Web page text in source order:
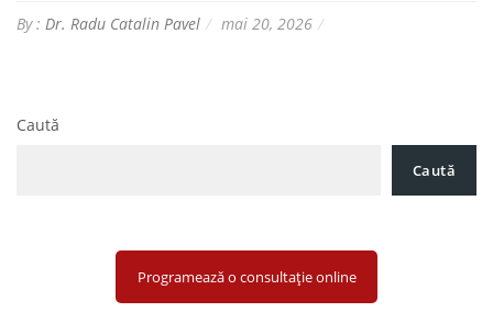
By : Dr. Radu Catalin Pavel mai 20, 2026
Caută
Caută
Programează o consultație online